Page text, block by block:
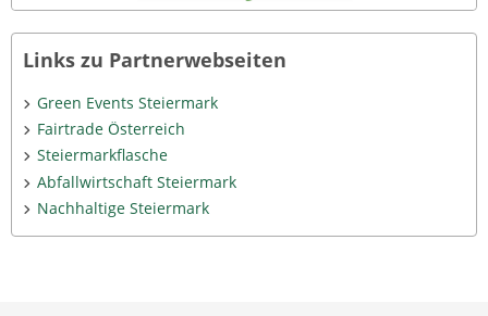
Links zu Partnerwebseiten
Green Events Steiermark
Fairtrade Österreich
Steiermarkflasche
Abfallwirtschaft Steiermark
Nachhaltige Steiermark